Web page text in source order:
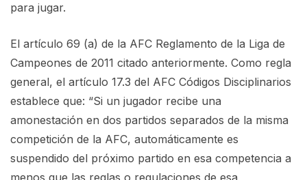
para jugar.
El artículo 69 (a) de la AFC Reglamento de la Liga de
Campeones de 2011 citado anteriormente. Como regla
general, el artículo 17.3 del AFC Códigos Disciplinarios
establece que: “Si un jugador recibe una
amonestación en dos partidos separados de la misma
competición de la AFC, automáticamente es
suspendido del próximo partido en esa competencia a
menos que las reglas o regulaciones de esa